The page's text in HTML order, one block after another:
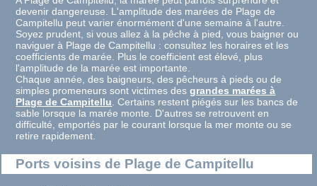
devenir dangereuse. L'amplitude des marées de Plage de
Campitellu peut varier énormément d'une semaine à l'autre.
Soyez prudent, si vous allez à la pêche à pied, vous baigner ou
naviguer à Plage de Campitellu : consultez les horaires et les
coefficients de marée. Plus le coefficient est élevé, plus
l'amplitude de la marée est importante.
Chaque année, des baigneurs, des pêcheurs à pieds ou de
simples promeneurs sont victimes desgrandes marées à
Plage de Campitellu . Certains restent piégés sur les bancs de
sable lorsque la marée monte. D'autres se retrouvent en
difficulté, emportés par le courant lorsque la mer monte ou se
retire rapidement.
Ports voisins de Plage de Campitellu